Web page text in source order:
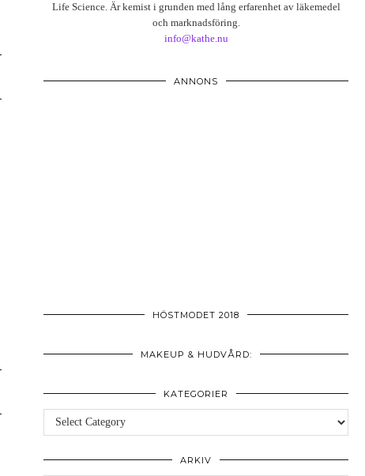
Life Science. Är kemist i grunden med lång erfarenhet av läkemedel
och marknadsföring.
info@kathe.nu
ANNONS
HÖSTMODET 2018
MAKEUP & HUDVÅRD:
KATEGORIER
Kategorier
ARKIV